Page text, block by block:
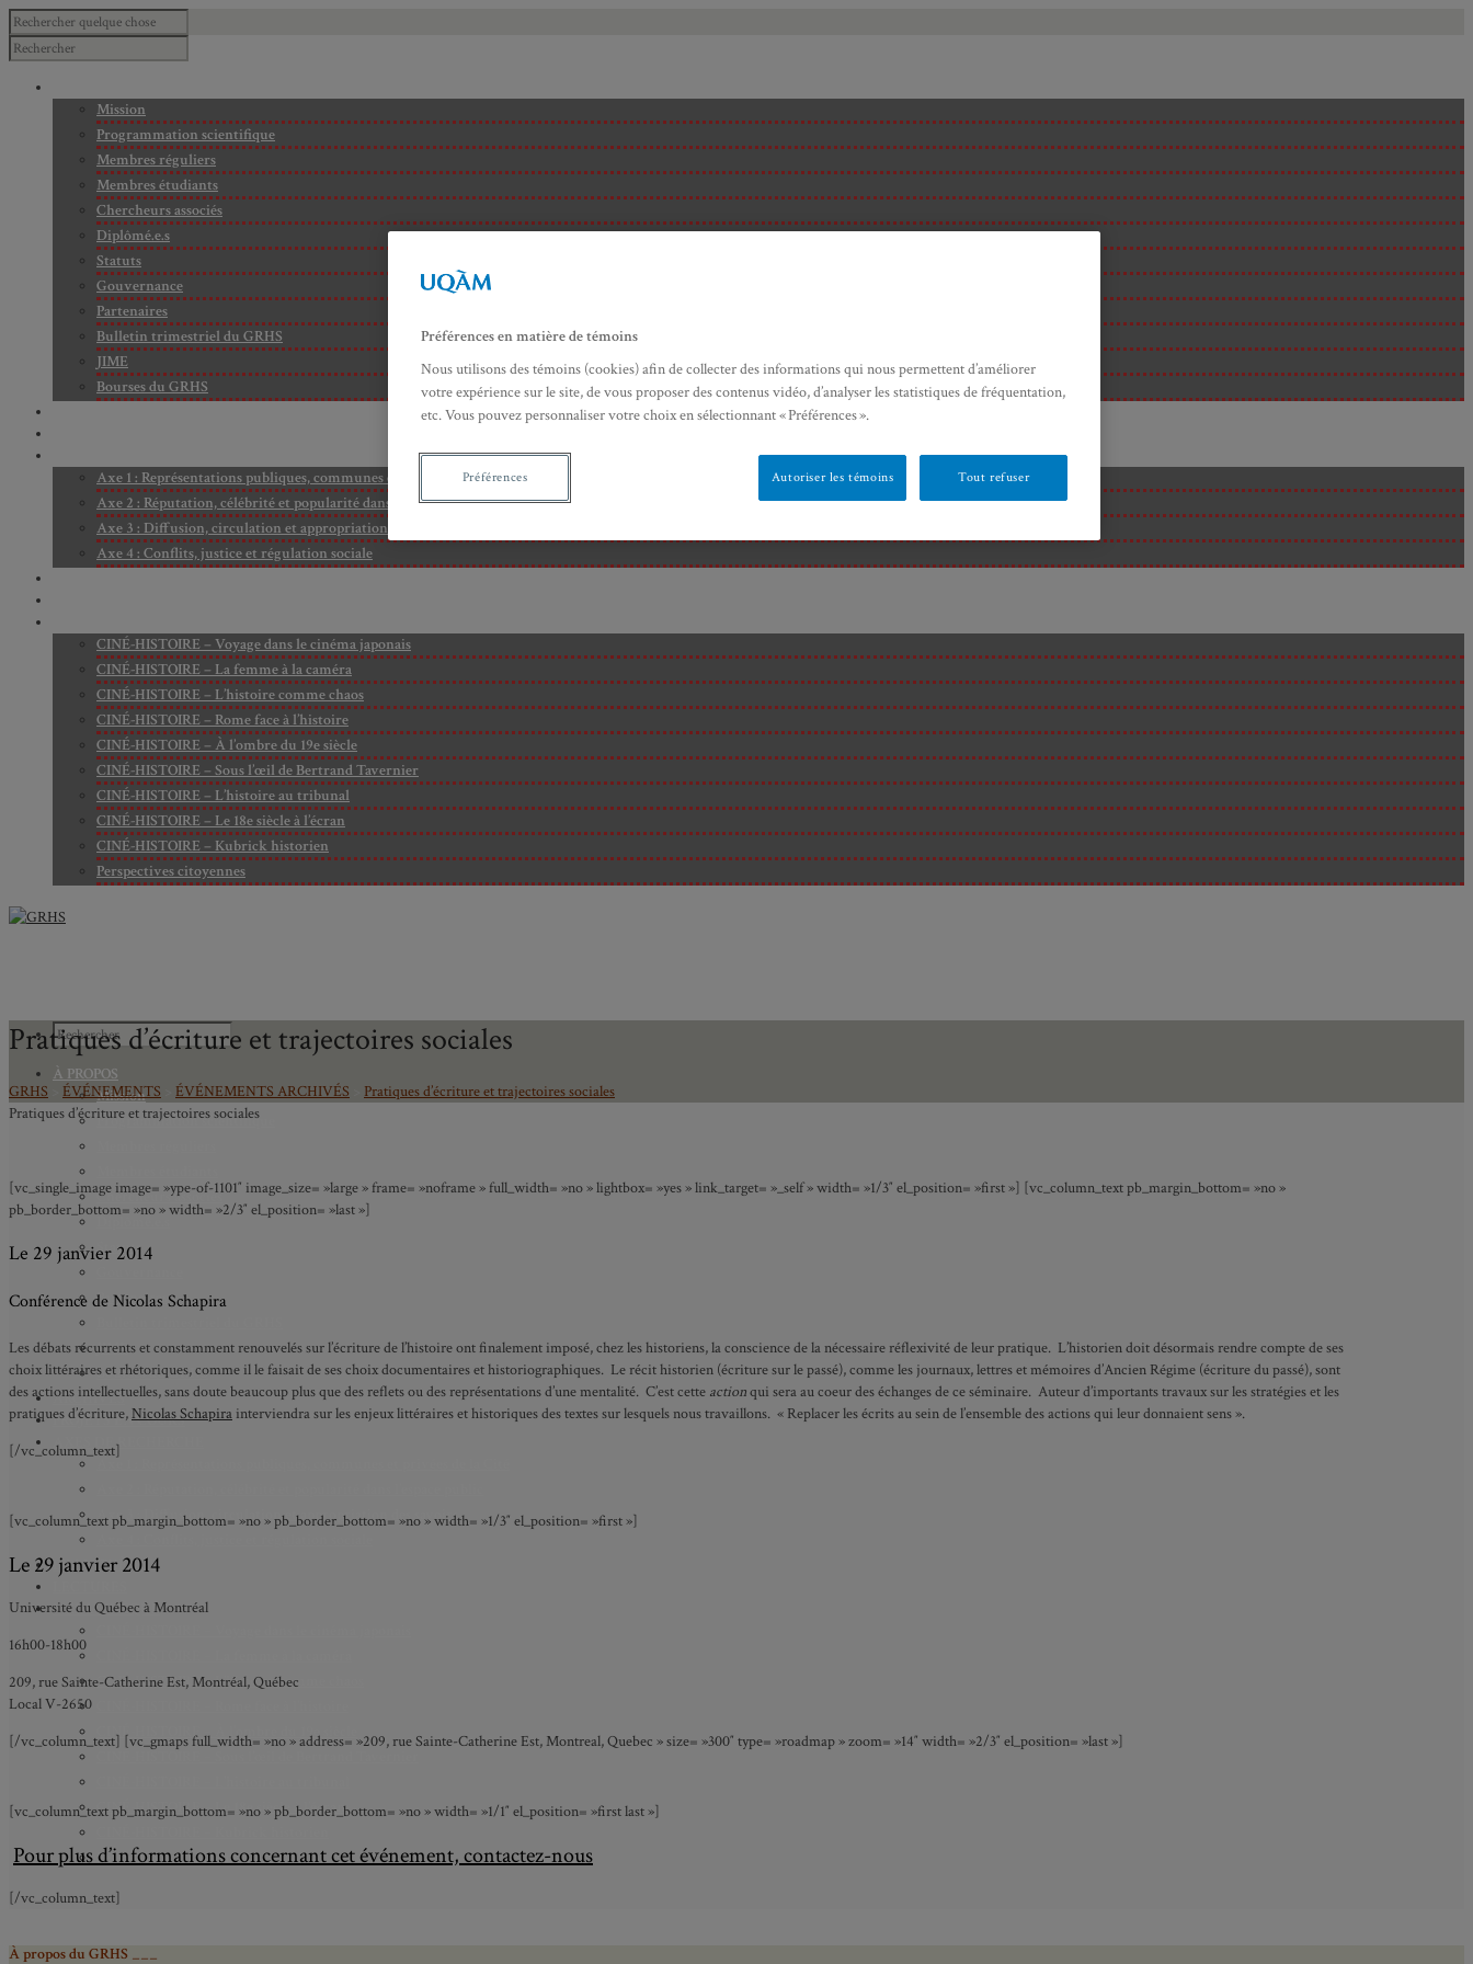
Mission
Programmation scientifique
Membres réguliers
Membres étudiants
Chercheurs associés
Diplômé.e.s
Statuts
Gouvernance
Partenaires
Bulletin trimestriel du GRHS
JIME
Bourses du GRHS
Axe 1 : Représentations publiques, communes et privées de la Cité
Axe 2 : Réputation, célébrité et popularité dans l’espace public
Axe 3 : Diffusion, circulation et appropriation des savoirs
Axe 4 : Conflits, justice et régulation sociale
CINÉ-HISTOIRE – Voyage dans le cinéma japonais
CINÉ-HISTOIRE – La femme à la caméra
CINÉ-HISTOIRE – L’histoire comme chaos
CINÉ-HISTOIRE – Rome face à l’histoire
CINÉ-HISTOIRE – À l’ombre du 19e siècle
CINÉ-HISTOIRE – Sous l’œil de Bertrand Tavernier
CINÉ-HISTOIRE – L’histoire au tribunal
CINÉ-HISTOIRE – Le 18e siècle à l’écran
CINÉ-HISTOIRE – Kubrick historien
Perspectives citoyennes
À PROPOS
Mission
Programmation scientifique
Chercheurs associés
Statuts
Partenaires
JIME
Bourses du GRHS
ARCHIVES
PROJETS EN COURS
AXES DE RECHERCHE
Axe 1 : Représentations publiques, communes et privées de la Cité
Axe 3 : Diffusion, circulation et appropriation des savoirs
BIBLIOTHÈQUE
MÉDIATHÈQUE
CINÉ-HISTOIRE – L’histoire comme chaos
CINÉ-HISTOIRE – À l’ombre du 19e siècle
CINÉ-HISTOIRE – Le 18e siècle à l’écran
Perspectives citoyennes
Pratiques d’écriture et trajectoires sociales
GRHS ÉVÉNEMENTS ÉVÉNEMENTS ARCHIVÉS
Pratiques d’écriture et trajectoires sociales
Pratiques d’écriture et trajectoires sociales
[vc_single_image image= »ype-of-1101″ image_size= »large » frame= »noframe » full_width= »no » lightbox= »yes » link_target= »_self » width= »1/3″ el_position= »first »] [vc_column_text pb_margin_bottom= »no »
pb_border_bottom= »no » width= »2/3″ el_position= »last »]
Le 29 janvier 2014
Conférence de Nicolas Schapira
Les débats récurrents et constamment renouvelés sur l’écriture de l’histoire ont finalement imposé, chez les historiens, la conscience de la nécessaire réflexivité de leur pratique. L’historien doit désormais rendre compte de ses
choix littéraires et rhétoriques, comme il le faisait de ses choix documentaires et historiographiques. Le récit historien (écriture sur le passé), comme les journaux, lettres et mémoires d’Ancien Régime (écriture du passé), sont
des actions intellectuelles, sans doute beaucoup plus que des reflets ou des représentations d’une mentalité. C’est cette actionqui sera au coeur des échanges de ce séminaire. Auteur d’importants travaux sur les stratégies et les
pratiques d’écriture,Nicolas Schapira interviendra sur les enjeux littéraires et historiques des textes sur lesquels nous travaillons. « Replacer les écrits au sein de l’ensemble des actions qui leur donnaient sens ».
[/vc_column_text]
[vc_column_text pb_margin_bottom= »no » pb_border_bottom= »no » width= »1/3″ el_position= »first »]
Le 29 janvier 2014
Université du Québec à Montréal
16h00-18h00
209, rue Sainte-Catherine Est, Montréal, Québec
Local V-2650
[/vc_column_text] [vc_gmaps full_width= »no » address= »209, rue Sainte-Catherine Est, Montreal, Quebec » size= »300″ type= »roadmap » zoom= »14″ width= »2/3″ el_position= »last »]
[vc_column_text pb_margin_bottom= »no » pb_border_bottom= »no » width= »1/1″ el_position= »first last »]
Pour plus d’informations concernant cet événement, contactez-nous
[/vc_column_text]
À propos du GRHS ___
Préférences en matière de témoins
Nous utilisons des témoins (cookies) afin de collecter des informations qui nous permettent d’améliorer
votre expérience sur le site, de vous proposer des contenus vidéo, d’analyser les statistiques de fréquentation,
etc. Vous pouvez personnaliser votre choix en sélectionnant « Préférences ».
Tout refuser
Autoriser les témoins
Préférences